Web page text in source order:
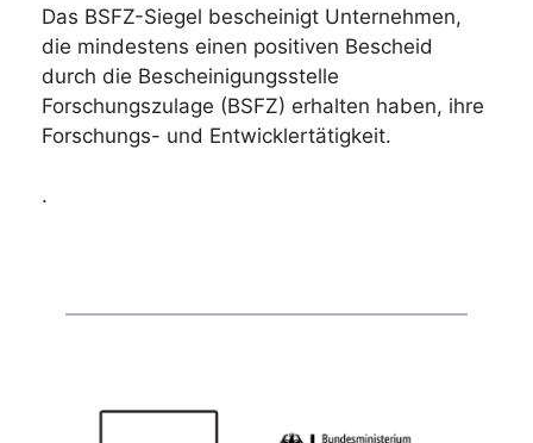
Das BSFZ-Siegel bescheinigt Unternehmen,
die mindestens einen positiven Bescheid
durch die Bescheinigungsstelle
Forschungszulage (BSFZ) erhalten haben, ihre
Forschungs- und Entwicklertätigkeit.
.